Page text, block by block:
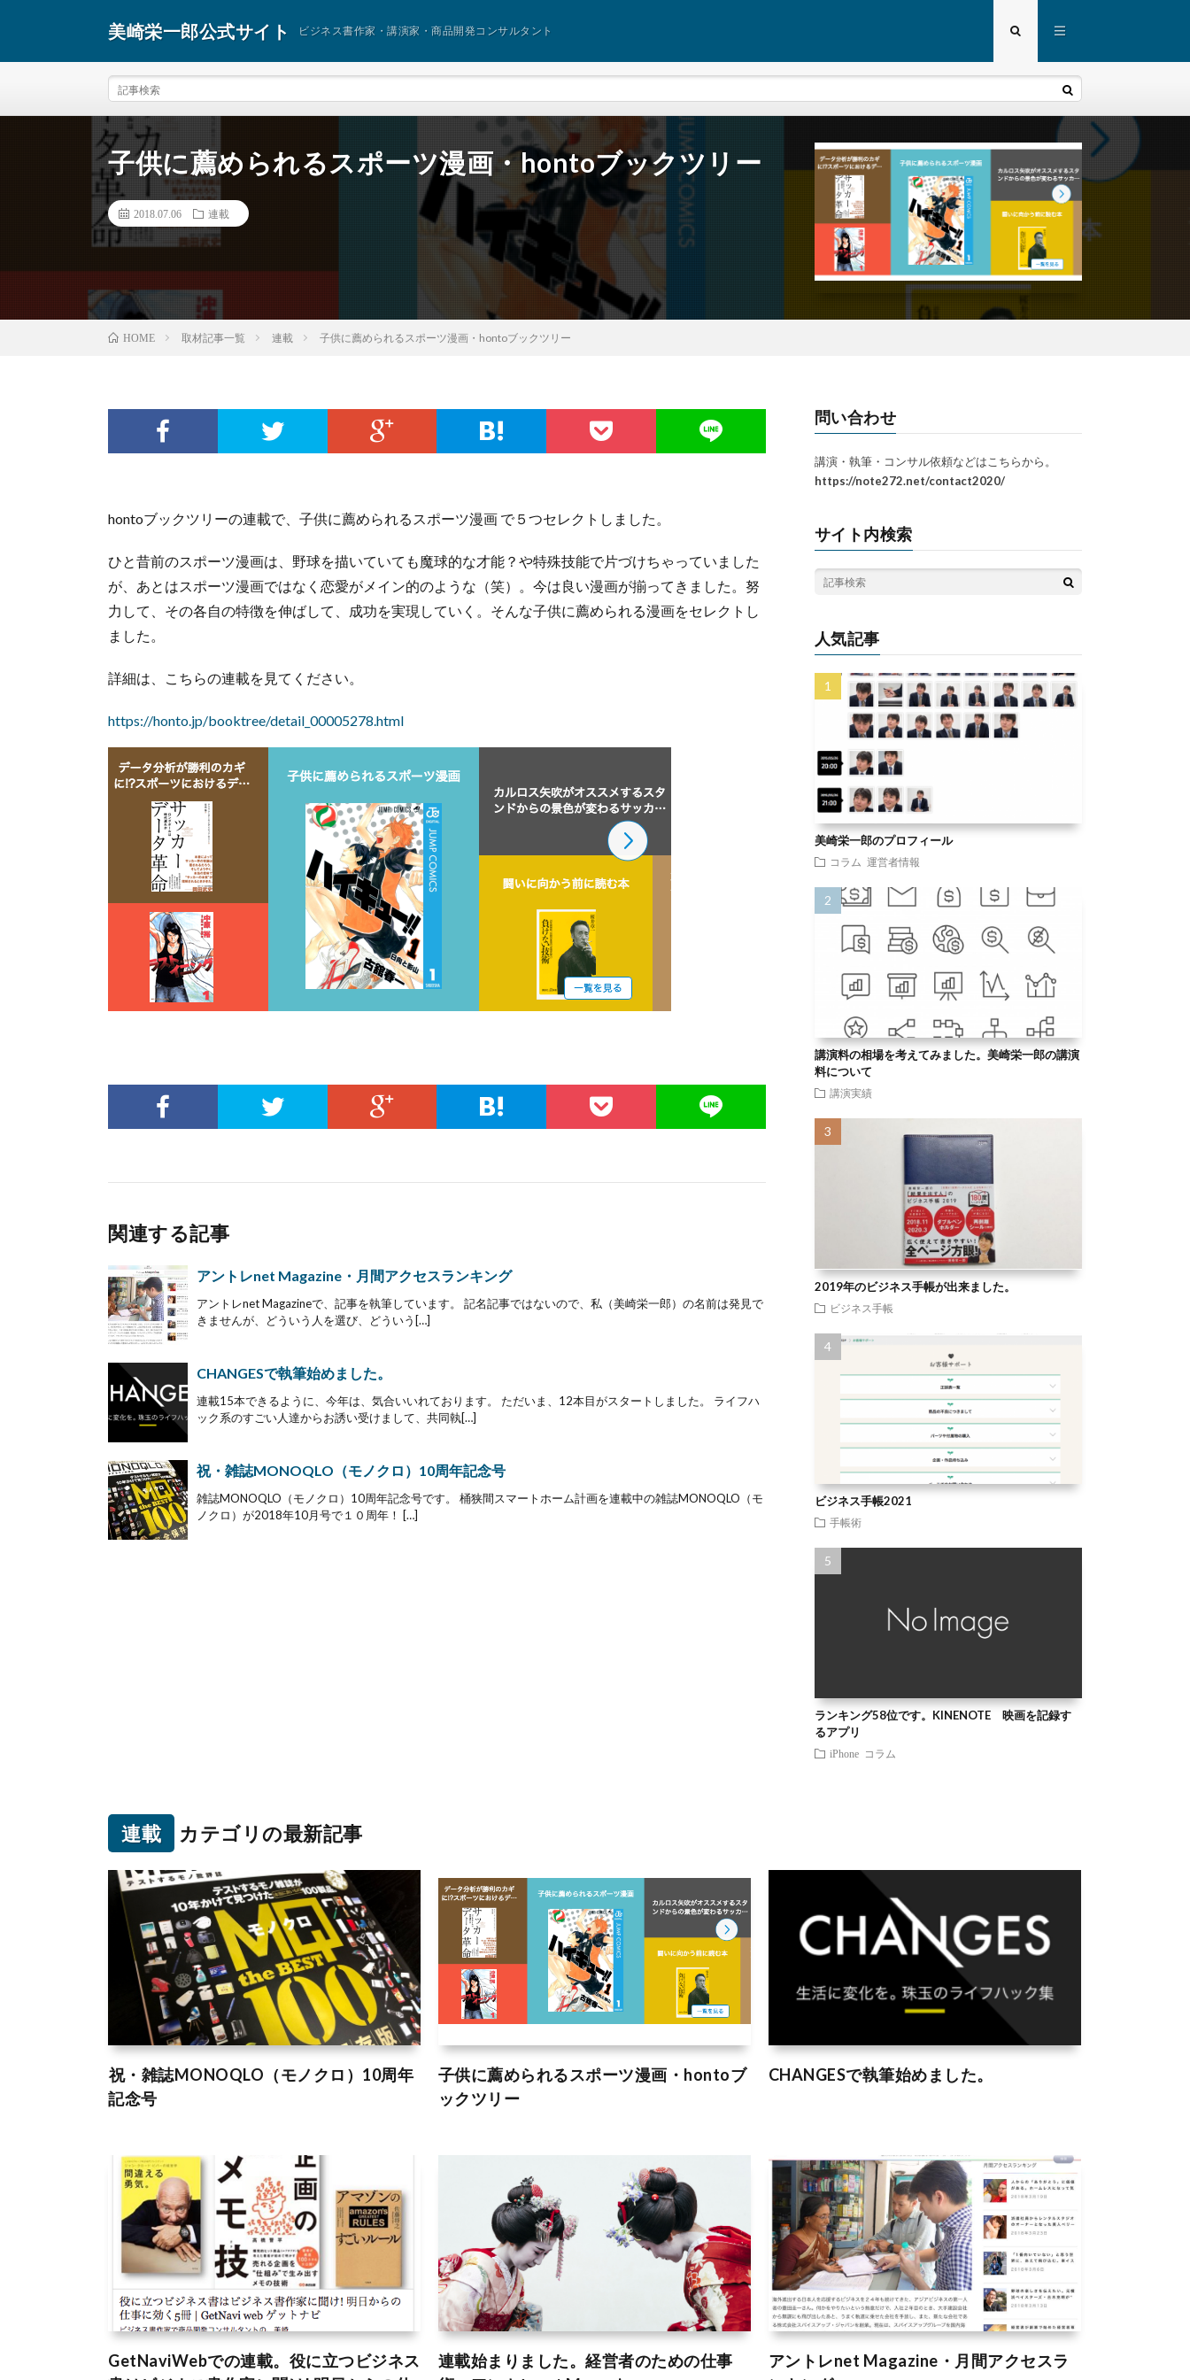
美崎栄一郎公式サイト ビジネス書作家・講演家・商品開発コンサルタント
子供に薦められるスポーツ漫画・hontoブックツリー
2018.07.06 連載
HOME 取材記事一覧 連載 子供に薦められるスポーツ漫画・hontoブックツリー
hontoブックツリーの連載で、子供に薦められるスポーツ漫画 で５つセレクトしました。
ひと昔前のスポーツ漫画は、野球を描いていても魔球的な才能？や特殊技能で片づけちゃっていました
が、あとはスポーツ漫画ではなく恋愛がメイン的のような（笑）。今は良い漫画が揃ってきました。努
力して、その各自の特徴を伸ばして、成功を実現していく。そんな子供に薦められる漫画をセレクトし
ました。
詳細は、こちらの連載を見てください。
https://honto.jp/booktree/detail_00005278.html
関連する記事
アントレnet Magazine・月間アクセスランキング
アントレnet Magazineで、記事を執筆しています。 記名記事ではないので、私（美崎栄一郎）の名前は発見で
きませんが、どういう人を選び、どういう[…]
CHANGESで執筆始めました。
連載15本できるように、今年は、気合いいれております。 ただいま、12本目がスタートしました。 ライフハ
ック系のすごい人達からお誘い受けまして、共同執[…]
祝・雑誌MONOQLO（モノクロ）10周年記念号
雑誌MONOQLO（モノクロ）10周年記念号です。 桶狭間スマートホーム計画を連載中の雑誌MONOQLO（モ
ノクロ）が2018年10月号で１０周年！ […]
問い合わせ
講演・執筆・コンサル依頼などはこちらから。
https://note272.net/contact2020/
サイト内検索
人気記事
美崎栄一郎のプロフィール
コラム 運営者情報
講演料の相場を考えてみました。美崎栄一郎の講演
料について
講演実績
2019年のビジネス手帳が出来ました。
ビジネス手帳
ビジネス手帳2021
手帳術
ランキング58位です。KINENOTE 映画を記録す
るアプリ
iPhone コラム
連載 カテゴリの最新記事
祝・雑誌MONOQLO（モノクロ）10周年
記念号
子供に薦められるスポーツ漫画・hontoブ
ックツリー
CHANGESで執筆始めました。
GetNaviWebでの連載。役に立つビジネス
連載始まりました。経営者のための仕事
アントレnet Magazine・月間アクセスラ